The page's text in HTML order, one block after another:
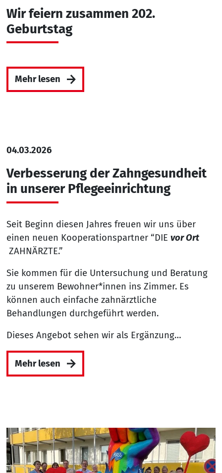
Wir feiern zusammen 202.
Geburtstag
Mehr lesen
04.03.2026
Verbesserung der Zahngesundheit
in unserer Pflegeeinrichtung
Seit Beginn diesen Jahres freuen wir uns über
einen neuen Kooperationspartner “DIE vor Ort
ZAHNÄRZTE.”
Sie kommen für die Untersuchung und Beratung
zu unserem Bewohner*innen ins Zimmer. Es
können auch einfache zahnärztliche
Behandlungen durchgeführt werden.
Dieses Angebot sehen wir als Ergänzung…
Mehr lesen